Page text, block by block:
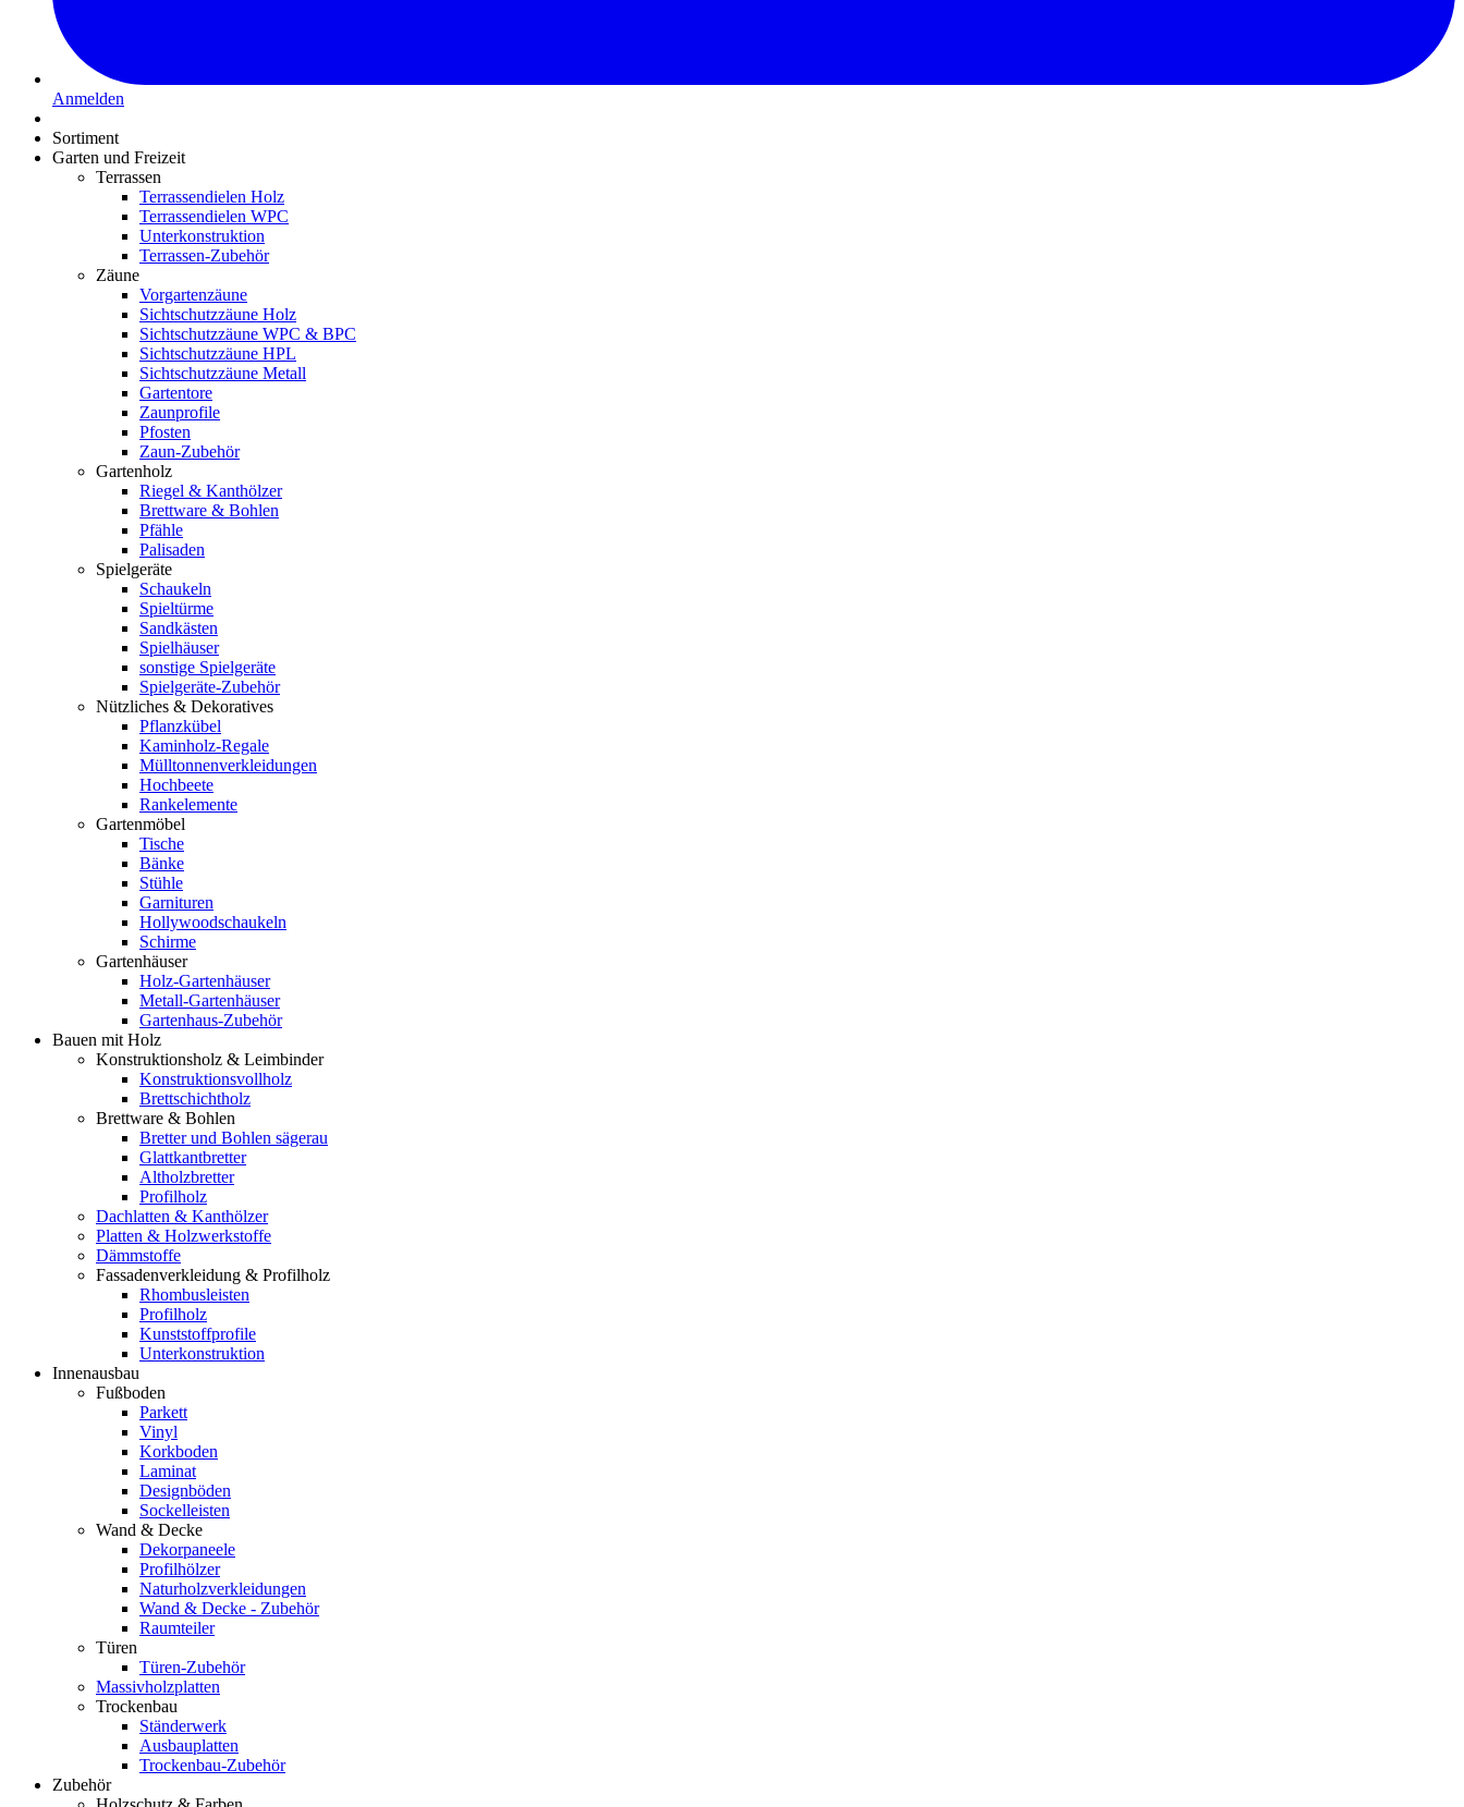
Anmelden
Sortiment
Garten und Freizeit
Terrassen
Terrassendielen Holz
Terrassendielen WPC
Unterkonstruktion
Terrassen-Zubehör
Zäune
Vorgartenzäune
Sichtschutzzäune Holz
Sichtschutzzäune WPC & BPC
Sichtschutzzäune HPL
Sichtschutzzäune Metall
Gartentore
Zaunprofile
Pfosten
Zaun-Zubehör
Gartenholz
Riegel & Kanthölzer
Brettware & Bohlen
Pfähle
Palisaden
Spielgeräte
Schaukeln
Spieltürme
Sandkästen
Spielhäuser
sonstige Spielgeräte
Spielgeräte-Zubehör
Nützliches & Dekoratives
Pflanzkübel
Kaminholz-Regale
Mülltonnenverkleidungen
Hochbeete
Rankelemente
Gartenmöbel
Tische
Bänke
Stühle
Garnituren
Hollywoodschaukeln
Schirme
Gartenhäuser
Holz-Gartenhäuser
Metall-Gartenhäuser
Gartenhaus-Zubehör
Bauen mit Holz
Konstruktionsholz & Leimbinder
Konstruktionsvollholz
Brettschichtholz
Brettware & Bohlen
Bretter und Bohlen sägerau
Glattkantbretter
Altholzbretter
Profilholz
Dachlatten & Kanthölzer
Platten & Holzwerkstoffe
Dämmstoffe
Fassadenverkleidung & Profilholz
Rhombusleisten
Profilholz
Kunststoffprofile
Unterkonstruktion
Innenausbau
Fußboden
Parkett
Vinyl
Korkboden
Laminat
Designböden
Sockelleisten
Wand & Decke
Dekorpaneele
Profilhölzer
Naturholzverkleidungen
Wand & Decke - Zubehör
Raumteiler
Türen
Türen-Zubehör
Massivholzplatten
Trockenbau
Ständerwerk
Ausbauplatten
Trockenbau-Zubehör
Zubehör